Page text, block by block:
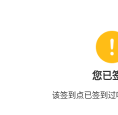
您已
该签到点已签到过